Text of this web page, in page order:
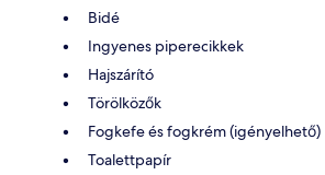
Bidé
Ingyenes piperecikkek
Hajszárító
Törölközők
Fogkefe és fogkrém (igényelhető)
Toalettpapír